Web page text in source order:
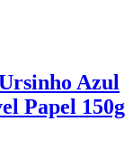
Azul
Papel 150g